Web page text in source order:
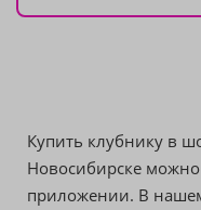
Купить клубнику в
Новосибирске
приложении. В